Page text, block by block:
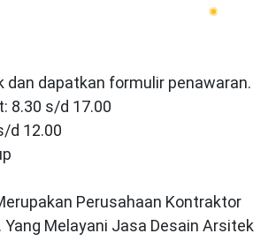
dan dapatkan formulir penawaran.
8.30 s/d 17.00
d 12.00
Perusahaan Kontraktor
Yang Melayani Jasa Desain Arsitek